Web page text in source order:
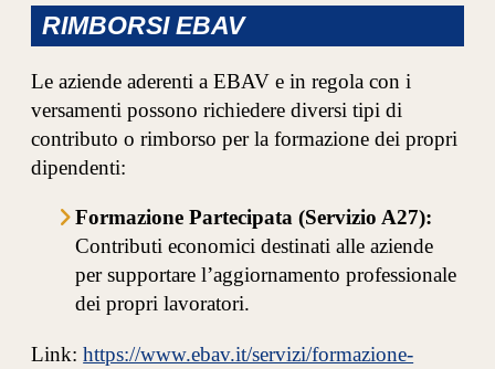
RIMBORSI EBAV
Le aziende aderenti a EBAV e in regola con i
versamenti possono richiedere diversi tipi di
contributo o rimborso per la formazione dei propri
dipendenti:
Formazione Partecipata (Servizio A27):
Contributi economici destinati alle aziende
per supportare l’aggiornamento professionale
dei propri lavoratori.
Link:https://www.ebav.it/servizi/formazione-